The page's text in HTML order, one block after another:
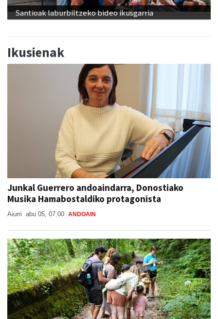
Santioak laburbiltzeko bideo ikusgarria
Ikusienak
Junkal Guerrero andoaindarra, Donostiako
Musika Hamabostaldiko protagonista
Aiurri abu 05, 07:00 ANDOAIN